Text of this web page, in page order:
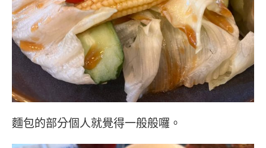
麵包的部分個人就覺得一般般囉。